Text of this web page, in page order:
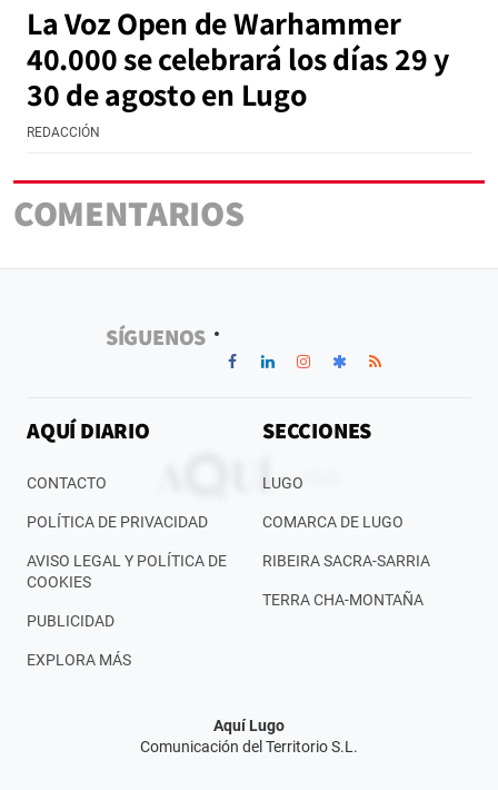
La Voz Open de Warhammer
40.000 se celebrará los días 29 y
30 de agosto en Lugo
REDACCIÓN
COMENTARIOS
SÍGUENOS
AQUÍ DIARIO
CONTACTO
POLÍTICA DE PRIVACIDAD
AVISO LEGAL Y POLÍTICA DE
COOKIES
PUBLICIDAD
EXPLORA MÁS
SECCIONES
LUGO
COMARCA DE LUGO
RIBEIRA SACRA-SARRIA
TERRA CHA-MONTAÑA
Aquí Lugo
Comunicación del Territorio S.L.